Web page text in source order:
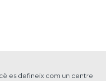
es defineix com un centre